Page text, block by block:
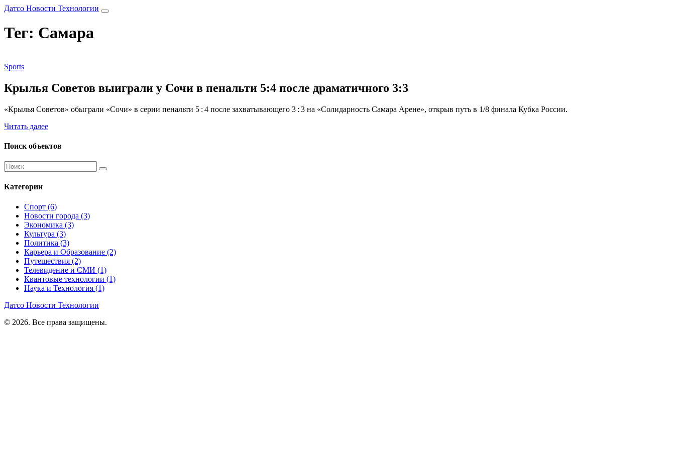
Датсо Новости Технологии
Тег: Самара
Sports
Крылья Советов выиграли у Сочи в пенальти 5:4 после драматичного 3:3
«Крылья Советов» обыграли «Сочи» в серии пенальти 5 : 4 после захватывающего 3 : 3 на «Солидарность Самара Арене», открыв путь в 1/8 финала Кубка России.
Читать далее
Поиск объектов
Категории
Спорт (6)
Новости города (3)
Экономика (3)
Культура (3)
Политика (3)
Карьера и Образование (2)
Путешествия (2)
Телевидение и СМИ (1)
Квантовые технологии (1)
Наука и Технология (1)
Датсо Новости Технологии
© 2026. Все права защищены.